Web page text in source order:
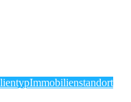
Immobilienstandort